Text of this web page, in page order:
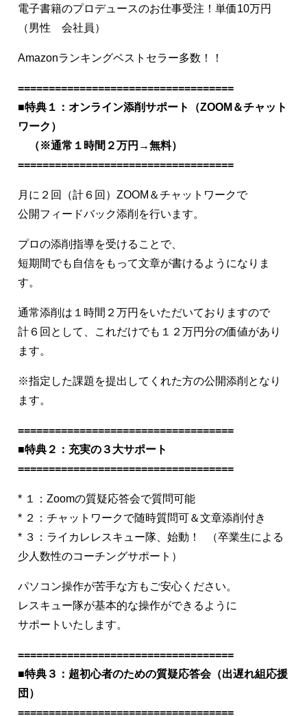
電子書籍のプロデュースのお仕事受注！単価10万円
（男性 会社員）
Amazonランキングベストセラー多数！！
===================================
■特典１：オンライン添削サポート（ZOOM＆チャット
ワーク）
（※通常１時間２万円→無料）
===================================
月に２回（計６回）ZOOM＆チャットワークで
公開フィードバック添削を行います。
プロの添削指導を受けることで、
短期間でも自信をもって文章が書けるようになりま
す。
通常添削は１時間２万円をいただいておりますので
計６回として、これだけでも１２万円分の価値があり
ます。
※指定した課題を提出してくれた方の公開添削となり
ます。
===================================
■特典２：充実の３大サポート
===================================
* １：Zoomの質疑応答会で質問可能
* ２：チャットワークで随時質問可＆文章添削付き
* ３：ライカレレスキュー隊、始動！ （卒業生による
少人数性のコーチングサポート）
パソコン操作が苦手な方もご安心ください。
レスキュー隊が基本的な操作ができるように
サポートいたします。
===================================
■特典３：超初心者のための質疑応答会（出遅れ組応援
団）
===================================